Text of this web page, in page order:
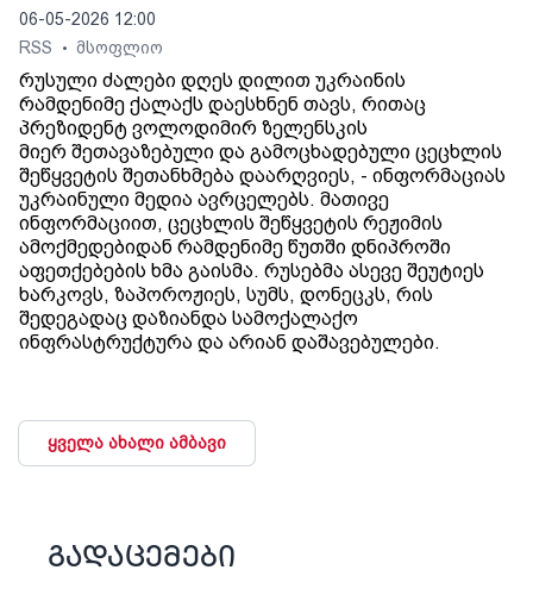
06-05-2026 12:00
RSS
• მსოფლიო
რუსული ძალები დღეს დილით უკრაინის
რამდენიმე ქალაქს დაესხნენ თავს, რითაც
პრეზიდენტ ვოლოდიმირ ზელენსკის
მიერ შეთავაზებული და გამოცხადებული ცეცხლის
შეწყვეტის შეთანხმება დაარღვიეს, - ინფორმაციას
უკრაინული მედია ავრცელებს. მათივე
ინფორმაციით, ცეცხლის შეწყვეტის რეჟიმის
ამოქმედებიდან რამდენიმე წუთში დნიპროში
აფეთქებების ხმა გაისმა. რუსებმა ასევე შეუტიეს
ხარკოვს, ზაპოროჟიეს, სუმს, დონეცკს, რის
შედეგადაც დაზიანდა სამოქალაქო
ინფრასტრუქტურა და არიან დაშავებულები.
ყველა ახალი ამბავი
გადაცემები